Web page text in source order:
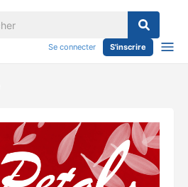
Se connecter S'inscrire